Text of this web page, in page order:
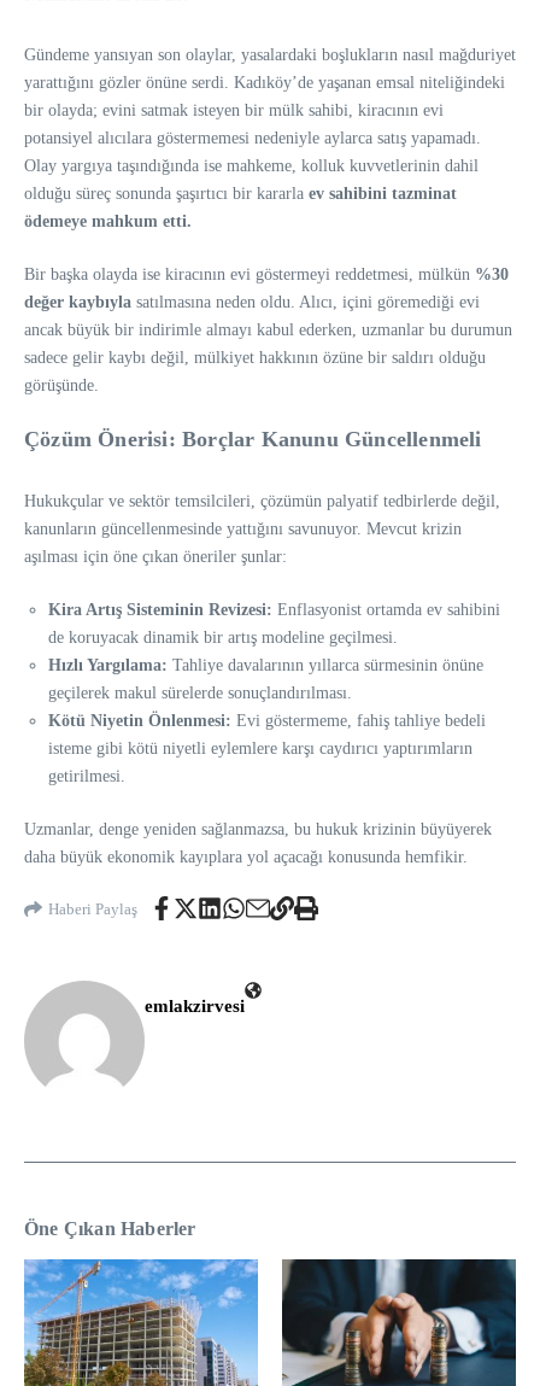
Gündeme yansıyan son olaylar, yasalardaki boşlukların nasıl mağduriyet
yarattığını gözler önüne serdi. Kadıköy’de yaşanan emsal niteliğindeki
bir olayda; evini satmak isteyen bir mülk sahibi, kiracının evi
potansiyel alıcılara göstermemesi nedeniyle aylarca satış yapamadı.
Olay yargıya taşındığında ise mahkeme, kolluk kuvvetlerinin dahil
olduğu süreç sonunda şaşırtıcı bir kararla ev sahibini tazminat
ödemeye mahkum etti.
Bir başka olayda ise kiracının evi göstermeyi reddetmesi, mülkün %30
değer kaybıyla satılmasına neden oldu. Alıcı, içini göremediği evi
ancak büyük bir indirimle almayı kabul ederken, uzmanlar bu durumun
sadece gelir kaybı değil, mülkiyet hakkının özüne bir saldırı olduğu
görüşünde.
Çözüm Önerisi: Borçlar Kanunu Güncellenmeli
Hukukçular ve sektör temsilcileri, çözümün palyatif tedbirlerde değil,
kanunların güncellenmesinde yattığını savunuyor. Mevcut krizin
aşılması için öne çıkan öneriler şunlar:
Kira Artış Sisteminin Revizesi: Enflasyonist ortamda ev sahibini
de koruyacak dinamik bir artış modeline geçilmesi.
Hızlı Yargılama: Tahliye davalarının yıllarca sürmesinin önüne
geçilerek makul sürelerde sonuçlandırılması.
Kötü Niyetin Önlenmesi: Evi göstermeme, fahiş tahliye bedeli
isteme gibi kötü niyetli eylemlere karşı caydırıcı yaptırımların
getirilmesi.
Uzmanlar, denge yeniden sağlanmazsa, bu hukuk krizinin büyüyerek
daha büyük ekonomik kayıplara yol açacağı konusunda hemfikir.
Haberi Paylaş
emlakzirvesi
Öne Çıkan Haberler